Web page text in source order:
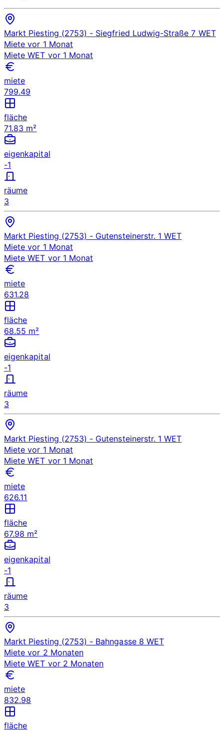
Markt Piesting (2753) - Siegfried Ludwig-Straße 7 WET
Miete vor 1 Monat
Miete WET vor 1 Monat
miete
799.49
fläche
71.83 m²
eigenkapital
-1
räume
3
Markt Piesting (2753) - Gutensteinerstr. 1 WET
Miete vor 1 Monat
Miete WET vor 1 Monat
miete
631.28
fläche
68.55 m²
eigenkapital
-1
räume
3
Markt Piesting (2753) - Gutensteinerstr. 1 WET
Miete vor 1 Monat
Miete WET vor 1 Monat
miete
626.11
fläche
67.98 m²
eigenkapital
-1
räume
3
Markt Piesting (2753) - Bahngasse 8 WET
Miete vor 2 Monaten
Miete WET vor 2 Monaten
miete
832.98
fläche